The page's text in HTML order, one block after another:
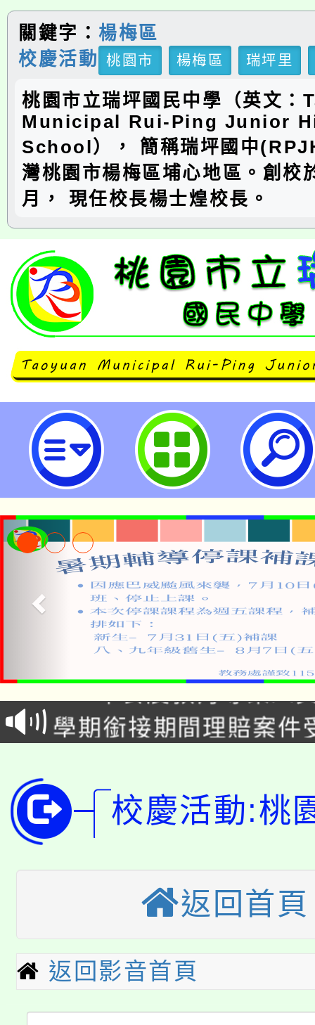
關鍵字： 楊梅區
校慶活動
桃園市 楊梅區 瑞坪里
桃園市立瑞坪國民中學（英文：
Municipal Rui-Ping Junior
School）， 簡稱瑞坪國中
灣桃園市楊梅區埔心地區。創校
月， 現任校長楊士煌校長。
桃園市立瑞坪國民中學
淨零綠生活教案入校路
會
115年食農教育專業人
程
學期銜接期間理賠案件
版
公告本校115學年度第
代理(課)教師甄選結果(
「2026金融保險知識
車」活動
桃園市115學年度學生
生本土語及新住民語歌
公告本校115學年度第
代理(課)教師甄選結果(
公告本校115學年度第
代理(課)教師甄選結果(
轉知中國文化大學推廣
《TA101》溝通分析基
校慶活動:桃
返回首頁
返回影音首頁